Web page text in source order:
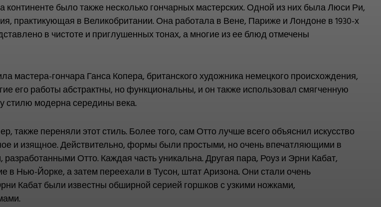
было также несколько гончарных мастерских. Одной из них была Люси Ри,
практикующая в Великобритании. Она работала в Вене, Париже и Лондоне в 1930-х
в чистоте и приглушенных тонах, а многие из ее блюд отмечены
мастера-гончара Ганса Копера, британского художника немецкого происхождения,
его работы абстрактны, но функциональны, и он также использовал смягченную
стилю модерна середины века.
также переняли этот стиль. Более того, сам Отто лучше всего объяснил искусство
и изящное. Действительно, формы были простыми, но очень впечатляющими в
Отто. Каждая часть уникальна. Другая пара, Роуз и Эрни Кабат,
в Нью-Йорке, а затем переехали в Тусон, штат Аризона. Они стали очень
Кабат были известны обширной серией горшков с узкими ножками,